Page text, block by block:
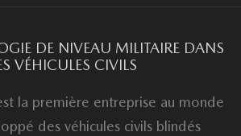
DE NIVEAU MILITAIRE DANS
VÉHICULES CIVILS
la première entreprise au monde
des véhicules civils blindés